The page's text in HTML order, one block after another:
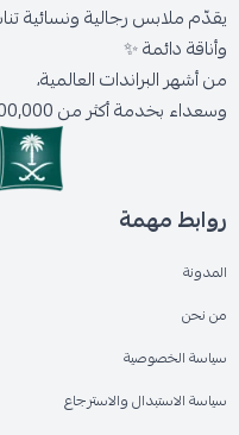
يقدّم ملابس رجالية ونسائية
وأناقة دائمة ✨
من أشهر البراندات العالمية،
وسعداء بخدمة أكثر من 300,000 عميل حول المملكة.
روابط مهمة
المدونة
من نحن
سياسة الخصوصية
سياسة الاستبدال والاسترجاع